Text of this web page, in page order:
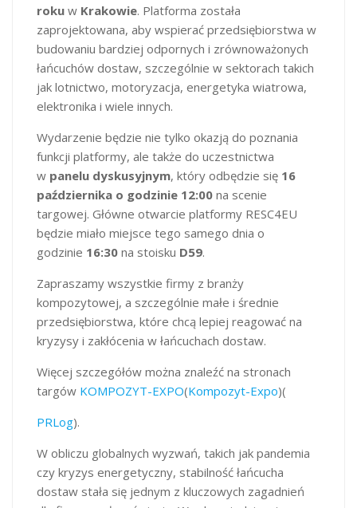
roku w Krakowie. Platforma została
zaprojektowana, aby wspierać przedsiębiorstwa w
budowaniu bardziej odpornych i zrównoważonych
łańcuchów dostaw, szczególnie w sektorach takich
jak lotnictwo, motoryzacja, energetyka wiatrowa,
elektronika i wiele innych.
Wydarzenie będzie nie tylko okazją do poznania
funkcji platformy, ale także do uczestnictwa
w panelu dyskusyjnym, który odbędzie się 16
października o godzinie 12:00 na scenie
targowej. Główne otwarcie platformy RESC4EU
będzie miało miejsce tego samego dnia o
godzinie 16:30 na stoisku D59.
Zapraszamy wszystkie firmy z branży
kompozytowej, a szczególnie małe i średnie
przedsiębiorstwa, które chcą lepiej reagować na
kryzysy i zakłócenia w łańcuchach dostaw.
Więcej szczegółów można znaleźć na stronach
targów KOMPOZYT-EXPO​(Kompozyt-Expo)​(
PRLog).
W obliczu globalnych wyzwań, takich jak pandemia
czy kryzys energetyczny, stabilność łańcucha
dostaw stała się jednym z kluczowych zagadnień